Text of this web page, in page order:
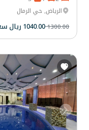
الرياض, حي الرمال
1300.001040.00 ريال سعودي